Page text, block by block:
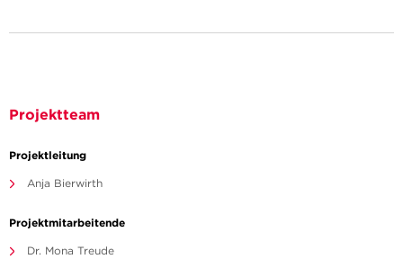
Projektteam
Projektleitung
Anja Bierwirth
Projektmitarbeitende
Dr. Mona Treude